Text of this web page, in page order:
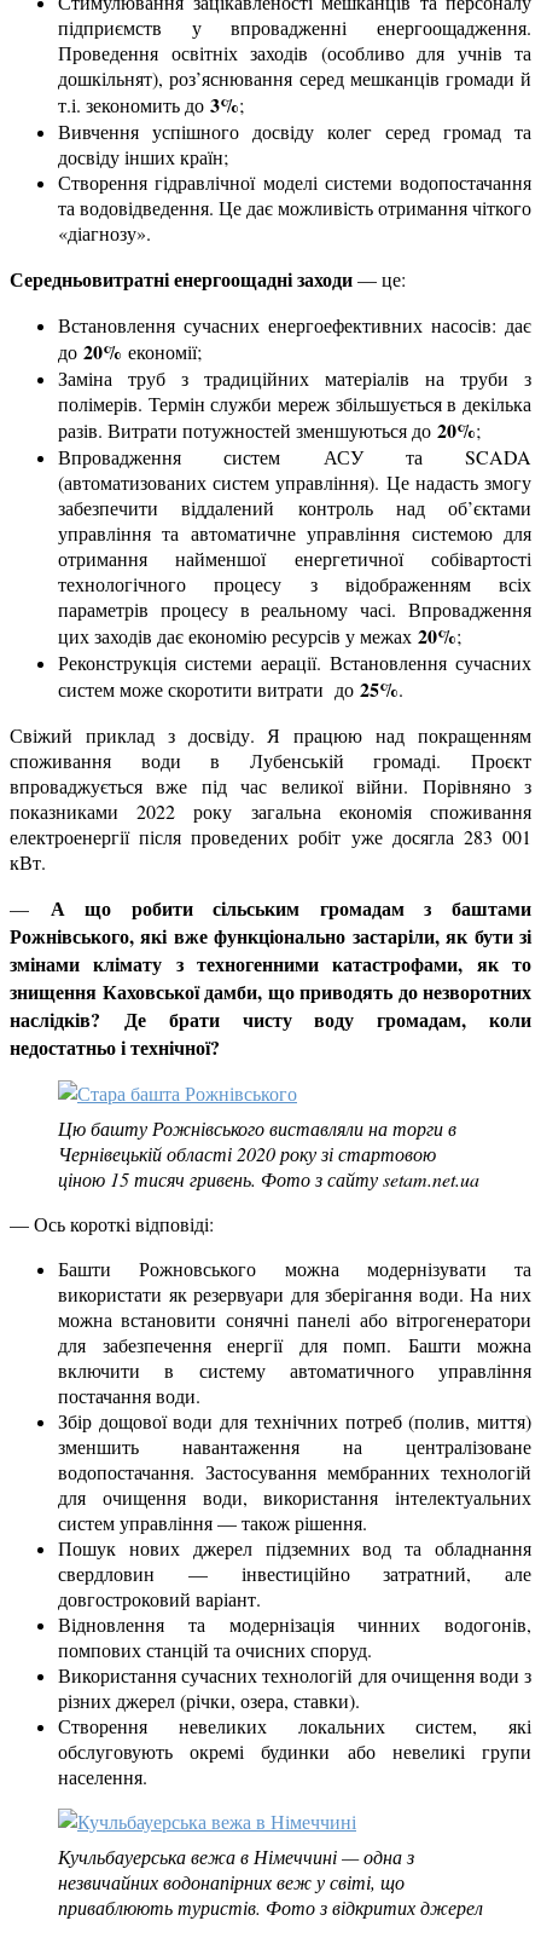
підприємств у впровадженні енергоощадження.
Проведення освітніх заходів (особливо для учнів та
дошкільнят), роз’яснювання серед мешканців громади й
т.і. зекономить до 3%;
Вивчення успішного досвіду колег серед громад та
досвіду інших країн;
Створення гідравлічної моделі системи водопостачання
та водовідведення. Це дає можливість отримання чіткого
«діагнозу».
Середньовитратні енергоощадні заходи— це:
Встановлення сучасних енергоефективних насосів: дає
до 20% економії;
Заміна труб з традиційних матеріалів на труби з
полімерів. Термін служби мереж збільшується в декілька
разів. Витрати потужностей зменшуються до 20%;
Впровадження систем АСУ та SCADA
(автоматизованих систем управління). Це надасть змогу
забезпечити віддалений контроль над об’єктами
управління та автоматичне управління системою для
отримання найменшої енергетичної собівартості
технологічного процесу з відображенням всіх
параметрів процесу в реальному часі. Впровадження
цих заходів дає економію ресурсів у межах 20%;
Реконструкція системи аерації. Встановлення сучасних
систем може скоротити витрати до 25%.
Свіжий приклад з досвіду. Я працюю над покращенням
споживання води в Лубенській громаді. Проєкт
впроваджується вже під час великої війни. Порівняно з
показниками 2022 року загальна економія споживання
електроенергії після проведених робіт уже досягла 283 001
кВт.
— А що робити сільським громадам з баштами
Рожнівського, які вже функціонально застаріли, як бути зі
змінами клімату з техногенними катастрофами, як то
знищення Каховської дамби, що приводять до незворотних
наслідків?
Де брати чисту воду громадам, коли
недостатньо і технічної?
Цю башту Рожнівського виставляли на торги в
Чернівецькій області 2020 року зі стартовою
ціною 15 тисяч гривень. Фото з сайту setam.net.ua
— Ось короткі відповіді:
Башти Рожновського можна модернізувати та
використати як резервуари для зберігання води. На них
можна встановити сонячні панелі або вітрогенератори
для забезпечення енергії для помп. Башти можна
включити в систему автоматичного управління
постачання води.
Збір дощової води для технічних потреб (полив, миття)
зменшить навантаження на централізоване
водопостачання. Застосування мембранних технологій
для очищення води, використання інтелектуальних
систем управління — також рішення.
Пошук нових джерел підземних вод та обладнання
свердловин — інвестиційно затратний, але
довгостроковий варіант.
Відновлення та модернізація чинних водогонів,
помпових станцій та очисних споруд.
Використання сучасних технологій для очищення води з
різних джерел (річки, озера, ставки).
Створення невеликих локальних систем, які
обслуговують окремі будинки або невеликі групи
населення.
Кучльбауерська вежа в Німеччині — одна з
незвичайних водонапірних веж у світі, що
приваблюють туристів. Фото з відкритих джерел